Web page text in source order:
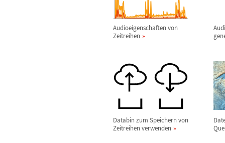
Audioeigenschaften von
Zeitreihen
Databin zum Speichern von
Zeitreihen verwenden